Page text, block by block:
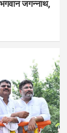
जगन्नाथ,